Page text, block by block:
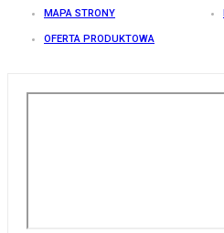
MAPA STRONY
OFERTA PRODUKTOWA